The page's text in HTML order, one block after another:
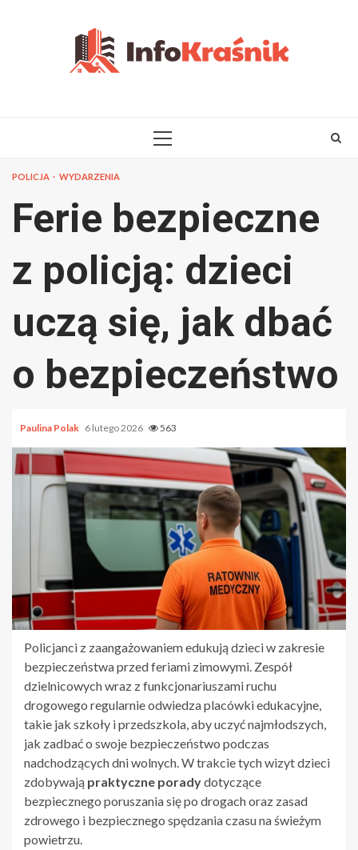
PRIMARY
POLICJA WYDARZENIA
Ferie bezpieczne
z policją: dzieci
uczą się, jak dbać
o bezpieczeństwo
Paulina Polak 6 lutego 2026 563
Policjanci z zaangażowaniem edukują dzieci w zakresie
bezpieczeństwa przed feriami zimowymi. Zespół
dzielnicowych wraz z funkcjonariuszami ruchu
drogowego regularnie odwiedza placówki edukacyjne,
takie jak szkoły i przedszkola, aby uczyć najmłodszych,
jak zadbać o swoje bezpieczeństwo podczas
nadchodzących dni wolnych. W trakcie tych wizyt dzieci
zdobywają praktyczne poradydotyczące
bezpiecznego poruszania się po drogach oraz zasad
zdrowego i bezpiecznego spędzania czasu na świeżym
powietrzu.